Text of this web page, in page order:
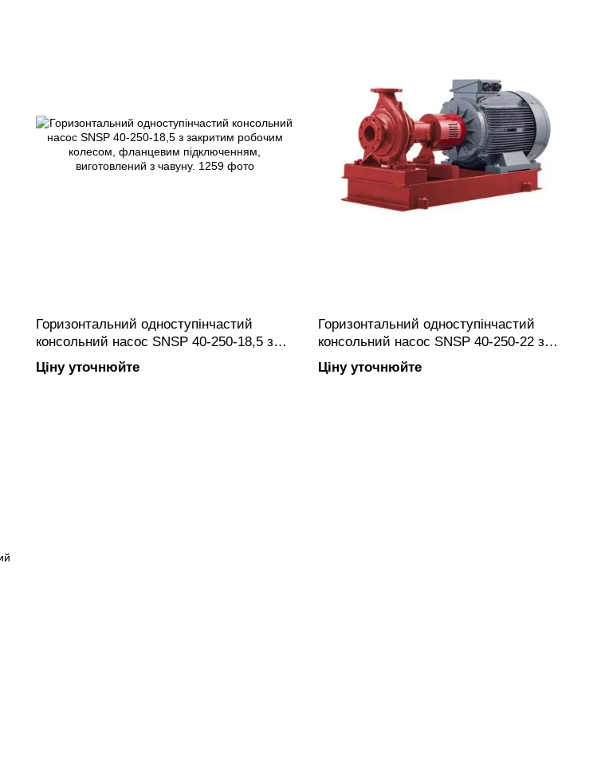
Горизонтальний одноступінчастий
консольний насос SNSP 40-250-18,5 з
закритим робочим колесом, фланцевим
підключенням, виготовлений з чавуну.
Ціну уточнюйте
Горизонтальний одноступінчастий
консольний насос SNSP 40-250-22 з
закритим робочим колесом, фланцевим
підключенням, виготовлений з чавуну.
Ціну уточнюйте